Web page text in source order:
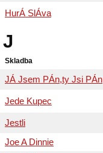
HurÁ SlÁva
J
Skladba
JÁ Jsem PÁn,ty Jsi PÁn
Jede Kupec
Jestli
Joe A Dinnie